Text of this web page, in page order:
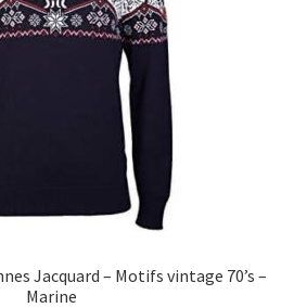
Jacquard – Motifs vintage 70’s –
Marine